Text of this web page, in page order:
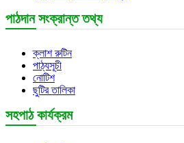
পাঠদান সংক্রান্ত তথ্য
ক্লাশ রুটিন
পাঠ্যসূচী
নোটিশ
ছুটির তালিকা
সহপাঠ কার্যক্রম